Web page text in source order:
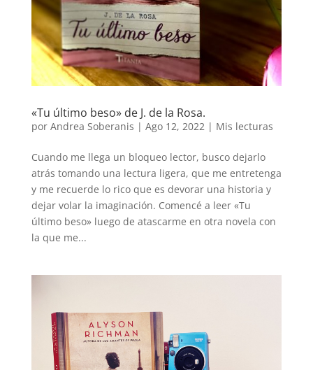
«Tu último beso» de J. de la Rosa.
por Andrea Soberanis | Ago 12, 2022 | Mis lecturas
Cuando me llega un bloqueo lector, busco dejarlo
atrás tomando una lectura ligera, que me entretenga
y me recuerde lo rico que es devorar una historia y
dejar volar la imaginación. Comencé a leer «Tu
último beso» luego de atascarme en otra novela con
la que me...